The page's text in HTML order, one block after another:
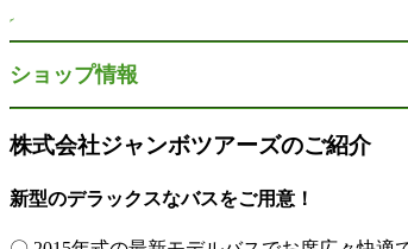
ショップ情報
株式会社ジャンボツアーズのご紹介
新型のデラックスなバスをご用意！